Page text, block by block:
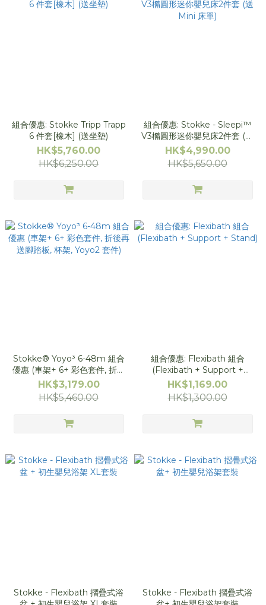
組合優惠: Stokke Tripp Trapp
6 件套[橡木] (送坐墊)
HK$5,760.00
HK$6,250.00
組合優惠: Stokke - Sleepi™
V3橢圓形迷你嬰兒床2件套 (送
Mini 床單)
HK$4,990.00
HK$5,650.00
Stokke® Yoyo³ 6-48m 組合
優惠 (車架+ 6+ 彩色套件, 折後
再送腳踏板, 杯架, Yoyo2 套件)
HK$3,179.00
HK$5,460.00
組合優惠: Flexibath 組合
(Flexibath + Support +
Stand)
HK$1,169.00
HK$1,300.00
Stokke - Flexibath 摺疊式浴
Stokke - Flexibath 摺疊式浴